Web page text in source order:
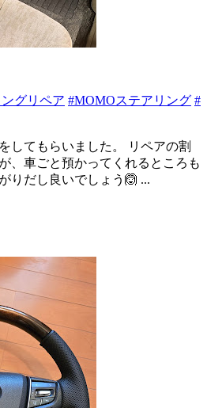
グリペア #MOMOステアリング #
してもらいました。 リペアの割
、車ごと預かってくれるところも
りだし良いでしょう🙆 ...